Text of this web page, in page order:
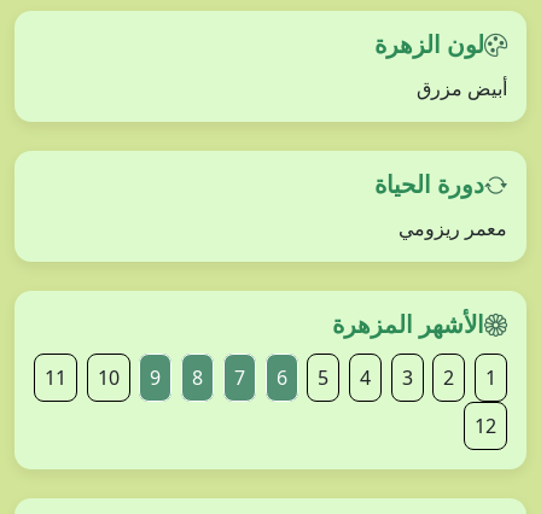
لون الزهرة
أبيض مزرق
دورة الحياة
معمر ريزومي
الأشهر المزهرة
1
2
3
4
5
6
7
8
9
10
11
12